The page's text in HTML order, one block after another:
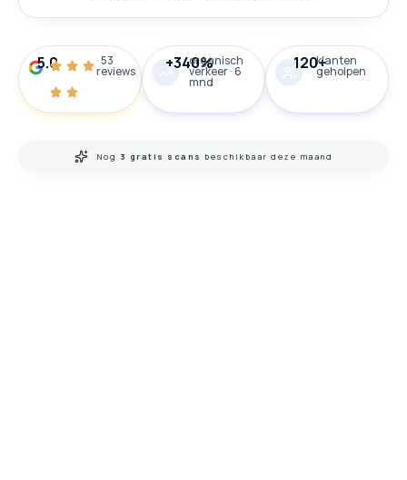
5.0 · 53
reviews +340%organisch
verkeer · 6
mnd
120+klanten
geholpen
Nog 3 gratis scans beschikbaar deze maand